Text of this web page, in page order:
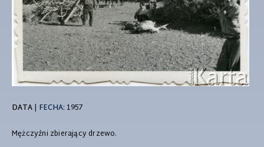
DATA| FECHA: 1957
Mężczyźni zbierający drzewo.